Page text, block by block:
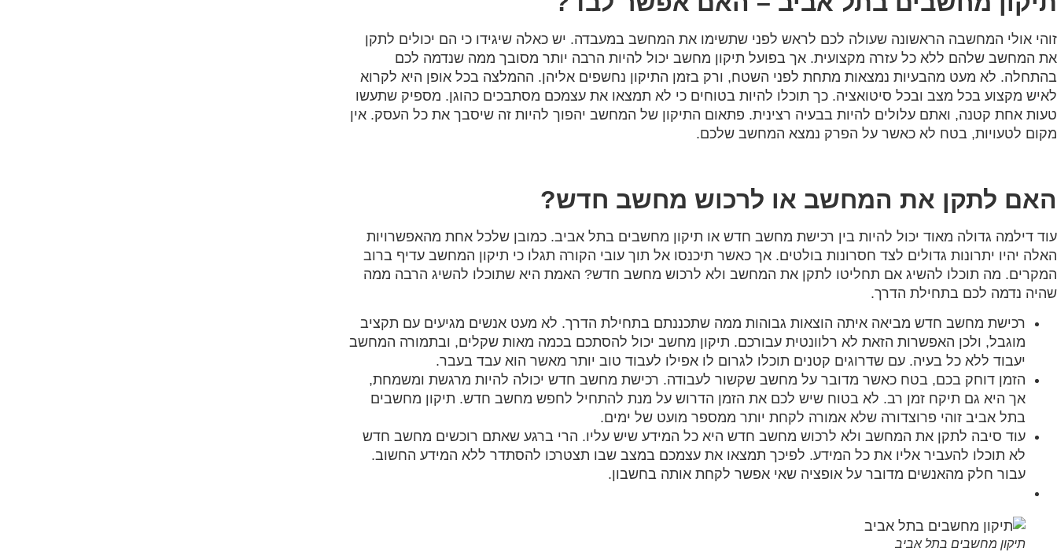
זוהי אולי המחשבה הראשונה שעולה לכם לראש לפני שתשימו את המחשב במעבדה. יש כאלה שיגידו כי הם יכולים לתקן
את המחשב שלהם ללא כל עזרה מקצועית. אך בפועל תיקון מחשב יכול להיות הרבה יותר מסובך ממה שנדמה לכם
בהתחלה. לא מעט מהבעיות נמצאות מתחת לפני השטח, ורק בזמן התיקון נחשפים אליהן. ההמלצה בכל אופן היא לקרוא
לאיש מקצוע בכל מצב ובכל סיטואציה. כך תוכלו להיות בטוחים כי לא תמצאו את עצמכם מסתבכים כהוגן. מספיק שתעשו
טעות אחת קטנה, ואתם עלולים להיות בבעיה רצינית. פתאום התיקון של המחשב יהפוך להיות זה שיסבך את כל העסק. אין
מקום לטעויות, בטח לא כאשר על הפרק נמצא המחשב שלכם.
האם לתקן את המחשב או לרכוש מחשב חדש?
עוד דילמה גדולה מאוד יכול להיות בין רכישת מחשב חדש או תיקון מחשבים בתל אביב. כמובן שלכל אחת מהאפשרויות
האלה יהיו יתרונות גדולים לצד חסרונות בולטים. אך כאשר תיכנסו אל תוך עובי הקורה תגלו כי תיקון המחשב עדיף ברוב
המקרים. מה תוכלו להשיג אם תחליטו לתקן את המחשב ולא לרכוש מחשב חדש? האמת היא שתוכלו להשיג הרבה ממה
שהיה נדמה לכם בתחילת הדרך.
רכישת מחשב חדש מביאה איתה הוצאות גבוהות ממה שתכננתם בתחילת הדרך. לא מעט אנשים מגיעים עם תקציב
מוגבל, ולכן האפשרות הזאת לא רלוונטית עבורכם. תיקון מחשב יכול להסתכם בכמה מאות שקלים, ובתמורה המחשב
יעבוד ללא כל בעיה. עם שדרוגים קטנים תוכלו לגרום לו אפילו לעבוד טוב יותר מאשר הוא עבד בעבר.
הזמן דוחק בכם, בטח כאשר מדובר על מחשב שקשור לעבודה. רכישת מחשב חדש יכולה להיות מרגשת ומשמחת,
אך היא גם תיקח זמן רב. לא בטוח שיש לכם את הזמן הדרוש על מנת להתחיל לחפש מחשב חדש. תיקון מחשבים
בתל אביב זוהי פרוצדורה שלא אמורה לקחת יותר ממספר מועט של ימים.
עוד סיבה לתקן את המחשב ולא לרכוש מחשב חדש היא כל המידע שיש עליו. הרי ברגע שאתם רוכשים מחשב חדש
לא תוכלו להעביר אליו את כל המידע. לפיכך תמצאו את עצמכם במצב שבו תצטרכו להסתדר ללא המידע החשוב.
עבור חלק מהאנשים מדובר על אופציה שאי אפשר לקחת אותה בחשבון.
תיקון מחשבים בתל אביב